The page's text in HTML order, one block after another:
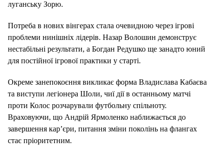
луганську Зорю.
Потреба в нових вінгерах стала очевидною через ігрові
проблеми нинішніх лідерів. Назар Волошин демонструє
нестабільні результати, а Богдан Редушко ще занадто юний
для постійної ігрової практики у старті.
Окреме занепокоєння викликає форма Владислава Кабаєва
та виступи легіонера Шоли, чиї дії в останньому матчі
проти Колос розчарували футбольну спільноту.
Враховуючи, що Андрій Ярмоленко наближається до
завершення кар’єри, питання зміни поколінь на флангах
стає пріоритетним.